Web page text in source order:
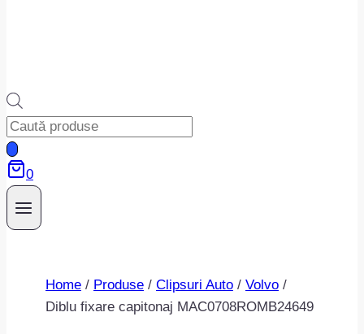
Products
search
0
Home / Produse / Clipsuri Auto / Volvo /
Diblu fixare capitonaj MAC0708ROMB24649